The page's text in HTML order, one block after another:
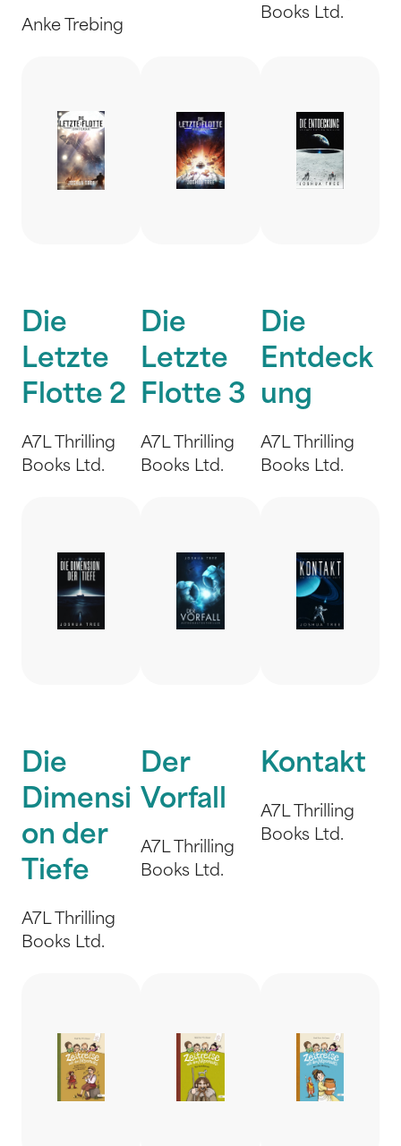
Anke Trebing
Books Ltd.
Die
Letzte
Flotte 2
A7L Thrilling
Books Ltd.
Die
Letzte
Flotte 3
A7L Thrilling
Books Ltd.
Die
Entdeck
ung
A7L Thrilling
Books Ltd.
Die
Dimensi
on der
Tiefe
A7L Thrilling
Books Ltd.
Der
Vorfall
A7L Thrilling
Books Ltd.
Kontakt
A7L Thrilling
Books Ltd.